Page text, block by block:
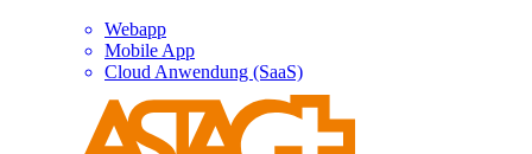
Webapp
Mobile App
Cloud Anwendung (SaaS)